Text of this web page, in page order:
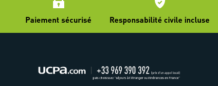
Paiement sécurisé Responsabilité civile incluse